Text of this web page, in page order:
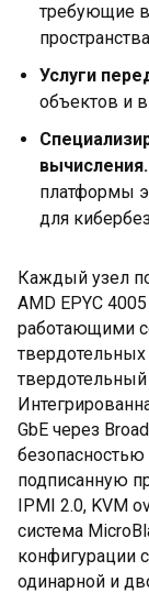
требующие
Услуги
объектов и
вычисления.
платформы
для
Каждый узел
AMD EPYC
работающими
твердотельных
твердотельный
GbE через
подписанную
IPMI 2.0, KVM
система
конфигурации
одинарной и